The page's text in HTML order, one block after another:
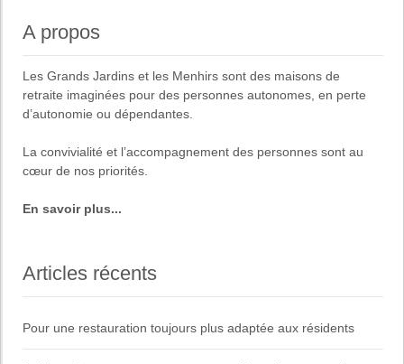
l'article
A propos
LesGrands Jardins et les Menhirs sont des maisons de
retraite imaginées pour des personnes autonomes, en perte
d’autonomie ou dépendantes
Laconvivialité et l’accompagnement des personnes sont au
cœur de nos priorités.
En savoir plus...
Articles récents
Pour une restauration toujours plus adaptée aux résidents